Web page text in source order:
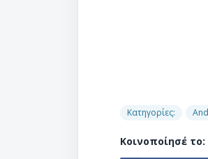
Κατηγορίες:
Κοινοποίησέ το: